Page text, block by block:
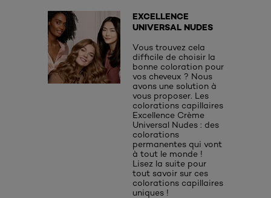
EXCELLENCE
UNIVERSAL NUDES
Vous trouvez cela
difficile de choisir la
bonne coloration pour
vos cheveux ? Nous
avons une solution à
vous proposer. Les
colorations capillaires
Excellence Crème
Universal Nudes : des
colorations
permanentes qui vont
à tout le monde !
Lisez la suite pour
tout savoir sur ces
colorations capillaires
uniques !